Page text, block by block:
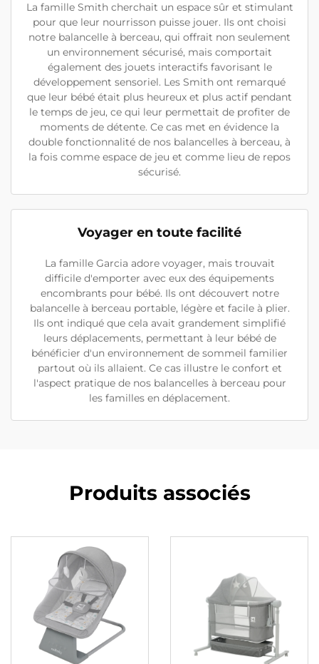
La famille Smith cherchait un espace sûr et stimulant
pour que leur nourrisson puisse jouer. Ils ont choisi
notre balancelle à berceau, qui offrait non seulement
un environnement sécurisé, mais comportait
également des jouets interactifs favorisant le
développement sensoriel. Les Smith ont remarqué
que leur bébé était plus heureux et plus actif pendant
le temps de jeu, ce qui leur permettait de profiter de
moments de détente. Ce cas met en évidence la
double fonctionnalité de nos balancelles à berceau, à
la fois comme espace de jeu et comme lieu de repos
sécurisé.
Voyager en toute facilité
La famille Garcia adore voyager, mais trouvait
difficile d'emporter avec eux des équipements
encombrants pour bébé. Ils ont découvert notre
balancelle à berceau portable, légère et facile à plier.
Ils ont indiqué que cela avait grandement simplifié
leurs déplacements, permettant à leur bébé de
bénéficier d'un environnement de sommeil familier
partout où ils allaient. Ce cas illustre le confort et
l'aspect pratique de nos balancelles à berceau pour
les familles en déplacement.
Produits associés